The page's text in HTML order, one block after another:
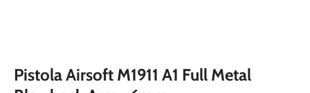
Pistola Airsoft M1911 A1 Full Metal